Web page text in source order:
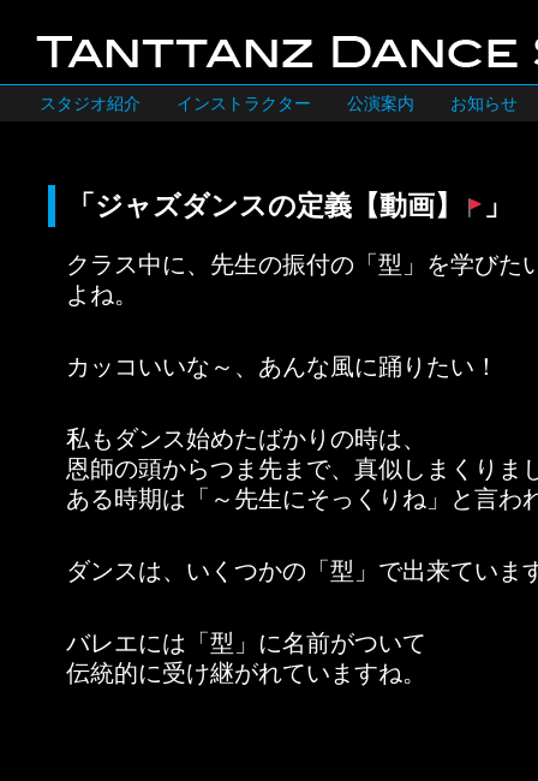
スタジオ紹介 インストラクター 公演案内 お知らせ
「ジャズダンスの定義【動画】 」
クラス中に、先生の振付の「型」を学びた
よね。
カッコいいな～、あんな風に踊りたい！
私もダンス始めたばかりの時は、
恩師の頭からつま先まで、真似しまくりま
ある時期は「～先生にそっくりね」と言わ
ダンスは、いくつかの「型」で出来ていま
バレエには「型」に名前がついて
伝統的に受け継がれていますね。